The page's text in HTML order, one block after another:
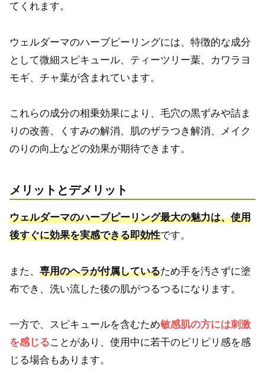
てくれます。
ウェルダーマのハーブピーリングには、特徴的な成分
として微細スピキュール、ティーツリー葉、カワラヨ
モギ、チャ葉が含まれています。
これらの成分の相乗効果により、毛穴の黒ずみや詰ま
りの改善、くすみの解消、肌のザラつき解消、メイク
のりの向上などの効果が期待できます。
メリットとデメリット
ウェルダーマのハーブピーリング最大の魅力は、使用
後すぐに効果を実感できる即効性です。
また、 専用のヘラが付属しているため手を汚さずに塗
布でき、洗い流した後の肌がつるつるになります。
一方で、スピキュールを含むため敏感肌の方には刺激
を感じることがあり、使用中に若干のピリピリ感を感
じる場合もあります。